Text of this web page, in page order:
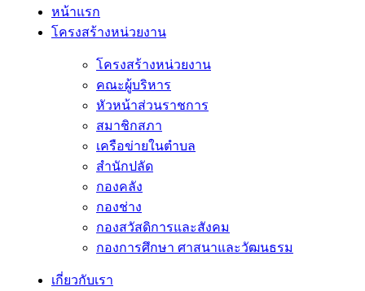
หน้าแรก
โครงสร้างหน่วยงาน
โครงสร้างหน่วยงาน
คณะผู้บริหาร
หัวหน้าส่วนราชการ
สมาชิกสภา
เครือข่ายในตำบล
สำนักปลัด
กองคลัง
กองช่าง
กองสวัสดิการและสังคม
กองการศึกษา ศาสนาและวัฒนธรม
เกี่ยวกับเรา